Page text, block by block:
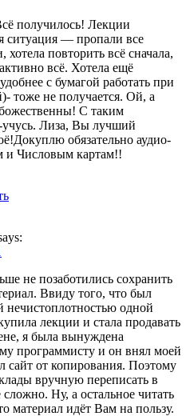
получилось! Лекции
ситуация — пропали все
повторить всё сначала,
всё. Хотела ещё
с бумагой работать при
тоже не получается. Ой, а
С таким
Лиза, Вы лучший
обязательно аудио-
Числовым картам!!
не позаботились сохранить
Ввиду того, что был
нечистоплотностью одной
лекции и стала продавать
я была вынуждена
программисту и он внял моей
сайт от копирования. Поэтому
вручную переписать в
Ну, а остальное читать
материал идёт Вам на пользу.